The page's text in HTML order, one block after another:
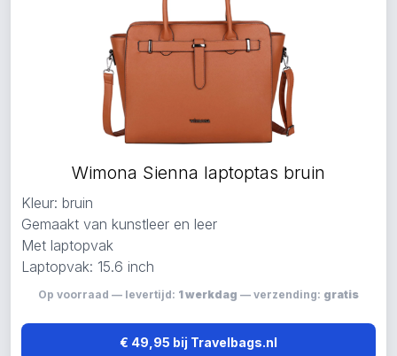
Wimona Sienna laptoptas bruin
Kleur: bruin
Gemaakt van kunstleer en leer
Met laptopvak
Laptopvak: 15.6 inch
Op voorraad — levertijd: 1 werkdag — verzending: gratis
€ 49,95 bij Travelbags.nl